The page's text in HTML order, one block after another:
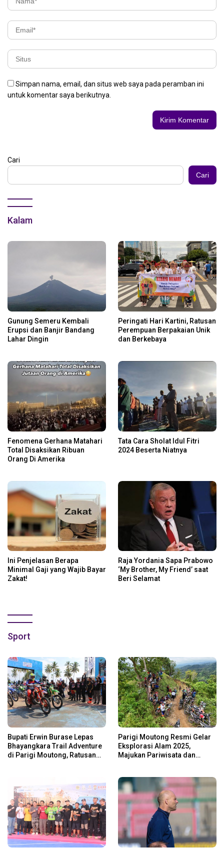
Simpan nama, email, dan situs web saya pada peramban ini
untuk komentar saya berikutnya.
Cari
Cari
Kalam
Gunung Semeru Kembali
Erupsi dan Banjir Bandang
Lahar Dingin
Peringati Hari Kartini, Ratusan
Perempuan Berpakaian Unik
dan Berkebaya
Fenomena Gerhana Matahari
Total Disaksikan Ribuan
Orang Di Amerika
Tata Cara Sholat Idul Fitri
2024 Beserta Niatnya
Ini Penjelasan Berapa
Minimal Gaji yang Wajib Bayar
Zakat!
Raja Yordania Sapa Prabowo
‘My Brother, My Friend’ saat
Beri Selamat
Sport
Bupati Erwin Burase Lepas
Bhayangkara Trail Adventure
di Parigi Moutong, Ratusan
Parigi Moutong Resmi Gelar
Eksplorasi Alam 2025,
Majukan Pariwisata dan